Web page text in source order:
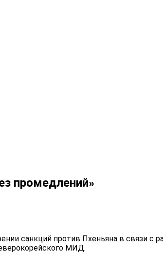
промедлений»
санкций против Пхеньяна в связи с
МИД.